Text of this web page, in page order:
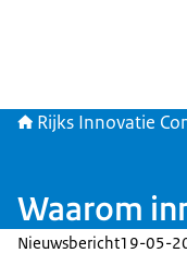
Rijks Innovatie
Waarom
Nieuwsbericht19-05-